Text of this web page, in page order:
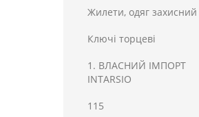
Жилети, одяг захисний
Ключі торцеві
1. ВЛАСНИЙ ІМПОРТ
INTARSIO
115